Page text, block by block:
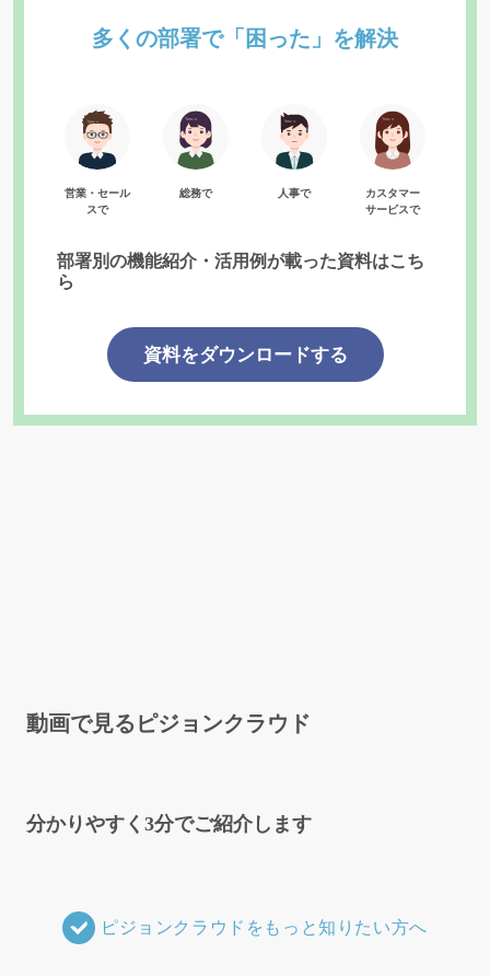
多くの部署で「困った」を解決
営業・セール
スで
総務で 人事で
カスタマー
サービスで
部署別の機能紹介・活用例が載った資料はこち
ら
資料をダウンロードする
動画で見るピジョンクラウド
分かりやすく3分でご紹介します
ピジョンクラウドをもっと知りたい方へ